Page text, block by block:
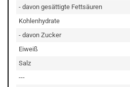
- davon gesättigte Fettsäuren
Kohlenhydrate
- davon Zucker
Eiweiß
Salz
---